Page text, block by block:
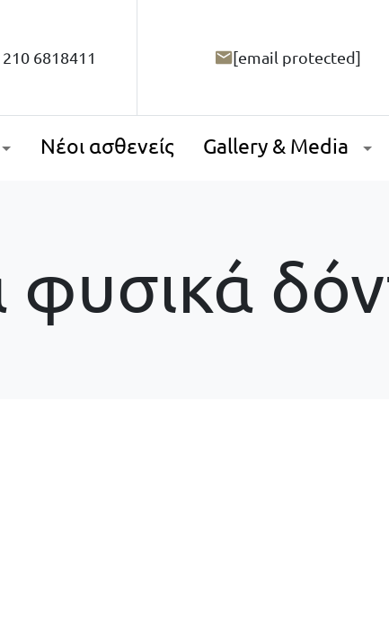
210 6818411 [email protected]
Νέοι ασθενείς Gallery & Media
φυσικά